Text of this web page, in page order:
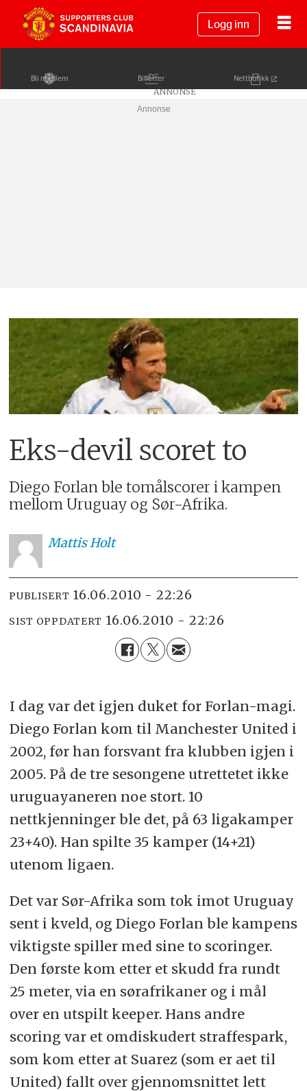
Logg inn
Bli medlem Billetter Nettbutikk
Annonse
Eks-devil scoret to
Diego Forlan ble tomålscorer i kampen
mellom Uruguay og Sør-Afrika.
MattisHolt
PUBLISERT 16.06.2010 - 22:26
SIST OPPDATERT 16.06.2010 - 22:26
I dag var det igjen duket for Forlan-magi.
Diego Forlan kom til Manchester United i
2002, før han forsvant fra klubben igjen i
2005. På de tre sesongene utrettetet ikke
uruguayaneren noe stort. 10
nettkjenninger ble det, på 63 ligakamper
23+40). Han spilte 35 kamper (14+21)
utenom ligaen.
Det var Sør-Afrika som tok imot Uruguay
sent i kveld, og Diego Forlan ble kampens
viktigste spiller med sine to scoringer.
Den første kom etter et skudd fra rundt
25 meter, via en sørafrikaner og i mål
over en utspilt keeper. Hans andre
scoring var et omdiskudert straffespark,
som kom etter at Suarez (som er aet til
United) fallt over gjennomsnittet lett